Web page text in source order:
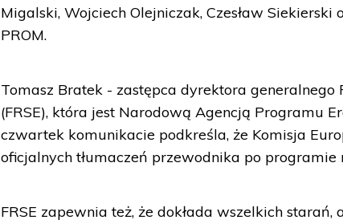
Migalski, Wojciech Olejniczak, Czesław
PROM.
Tomasz Bratek - zastępca dyrektora
(FRSE), która jest Narodową Agencją Programu
czwartek komunikacie podkreśla, że Komisja
oficjalnych tłumaczeń przewodnika po
FRSE zapewnia też, że dokłada wszelkich